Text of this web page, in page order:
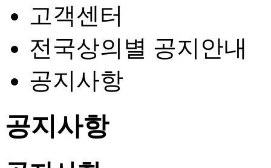
고객센터
전국상의별 공지안내
공지사항
공지사항